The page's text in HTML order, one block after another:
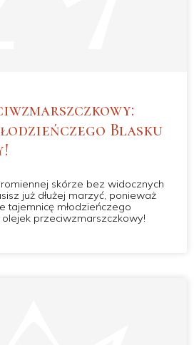
Blasku
skórze bez widocznych
już dłużej marzyć, ponieważ
tajemnicę młodzieńczego
przeciwzmarszczkowy!